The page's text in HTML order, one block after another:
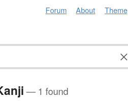
Forum About Theme
— 1 found